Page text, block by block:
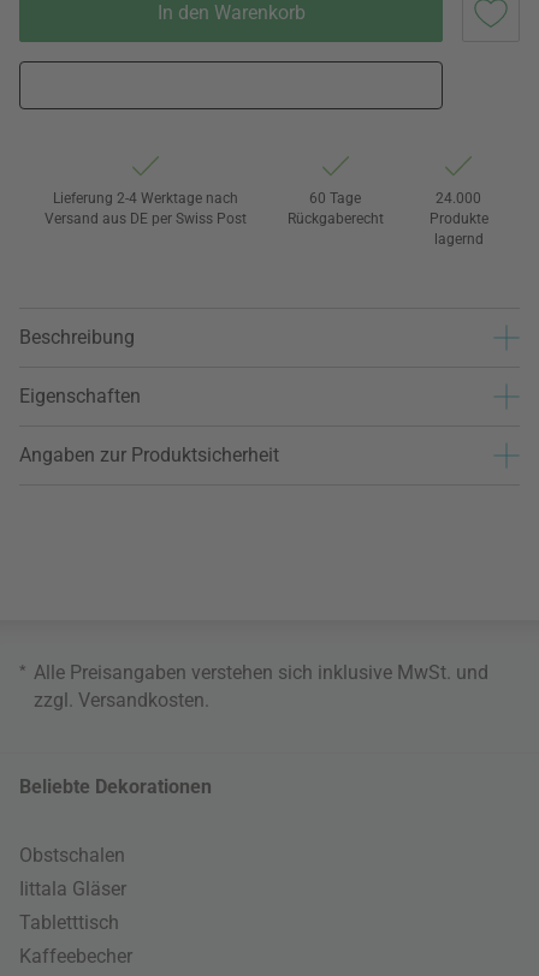
In den Warenkorb
Lieferung 2-4 Werktage nach
Versand aus DE per Swiss Post
60 Tage
Rückgaberecht
24.000
Produkte
lagernd
Beschreibung
Eigenschaften
Angaben zur Produktsicherheit
* Alle Preisangaben verstehen sich inklusive MwSt. und
zzgl. Versandkosten
Beliebte Dekorationen
Obstschalen
Iittala Gläser
Tabletttisch
Kaffeebecher